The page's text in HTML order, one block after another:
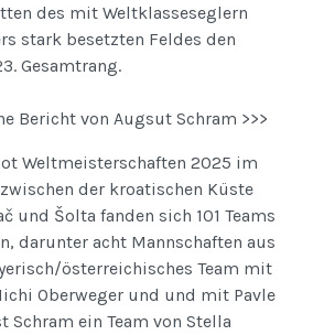
des mit Weltklasseseglern
stark besetzten Feldes den
Gesamtrang.
Bericht von Augsut Schram >>>
Weltmeisterschaften 2025 im
der kroatischen Küste
und Šolta fanden sich 101 Teams
darunter acht Mannschaften aus
österreichisches Team mit
Oberweger und und mit Pavle
Schram ein Team von Stella